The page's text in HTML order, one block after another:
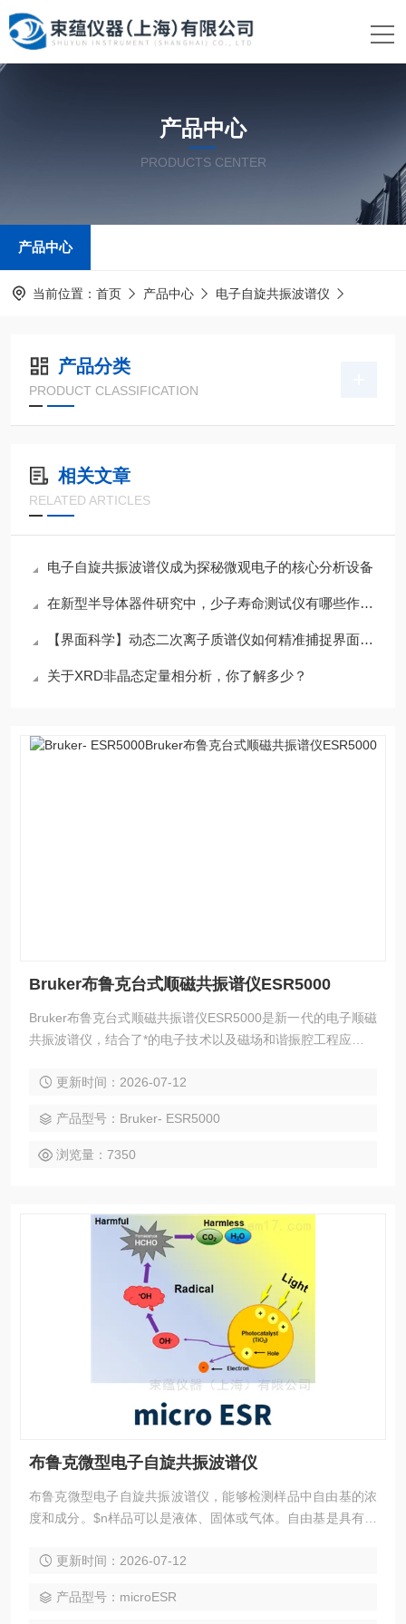
产品中心
PRODUCTS CENTER
产品中心
当前位置： 首页 产品中心 电子自旋共振波谱仪
产品分类
PRODUCT CLASSIFICATION
相关文章
RELATED ARTICLES
电子自旋共振波谱仪成为探秘微观电子的核心分析设备
在新型半导体器件研究中，少子寿命测试仪有哪些作用？
【界面科学】动态二次离子质谱仪如何精准捕捉界面处的元素扩散与偏析现象？
关于XRD非晶态定量相分析，你了解多少？
Bruker布鲁克台式顺磁共振谱仪ESR5000
Bruker布鲁克台式顺磁共振谱仪ESR5000是新一代的电子顺磁
共振波谱仪，结合了*的电子技术以及磁场和谐振腔工程应用的
和磁场的稳定性，是理想的台式波谱仪。
更新时间：2026-07-12
产品型号：Bruker- ESR5000
浏览量：7350
布鲁克微型电子自旋共振波谱仪
布鲁克微型电子自旋共振波谱仪，能够检测样品中自由基的浓
度和成分。$n样品可以是液体、固体或气体。自由基是具有未
基，如毛发里的黑色素或群青色素等。许多过渡金属和稀土金
萤石等因含有未成对电子而呈现出颜色的矿石，也会有ESR信
更新时间：2026-07-12
产品型号：microESR